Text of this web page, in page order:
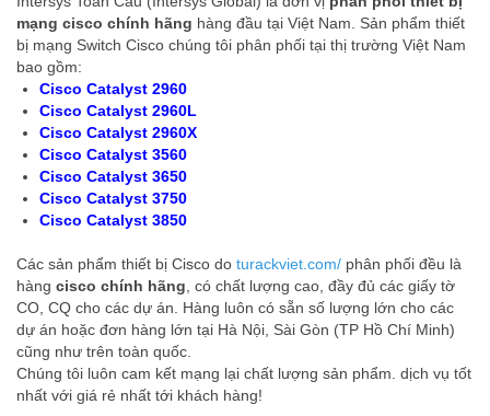
mạng cisco chính hãng hàng đầu tại Việt Nam. Sản phẩm thiết
bị mạng Switch Cisco chúng tôi phân phối tại thị trường Việt Nam
bao gồm:
Cisco Catalyst 2960
Cisco Catalyst 2960L
Cisco Catalyst 2960X
Cisco Catalyst 3560
Cisco Catalyst 3650
Cisco Catalyst 3750
Cisco Catalyst 3850
Các sản phẩm thiết bị Cisco do turackviet.com/ phân phối đều là
hàng cisco chính hãng, có chất lượng cao, đầy đủ các giấy tờ
CO, CQ cho các dự án. Hàng luôn có sẵn số lượng lớn cho các
dự án hoặc đơn hàng lớn tại Hà Nội, Sài Gòn (TP Hồ Chí Minh)
cũng như trên toàn quốc.
Chúng tôi luôn cam kết mạng lại chất lượng sản phẩm. dịch vụ tốt
nhất với giá rẻ nhất tới khách hàng!